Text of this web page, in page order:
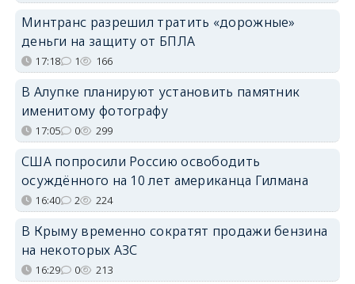
Минтранс разрешил тратить «дорожные»
деньги на защиту от БПЛА
17:18 1 166
В Алупке планируют установить памятник
именитому фотографу
17:05 0 299
США попросили Россию освободить
осуждённого на 10 лет американца Гилмана
16:40 2 224
В Крыму временно сократят продажи бензина
на некоторых АЗС
16:29 0 213